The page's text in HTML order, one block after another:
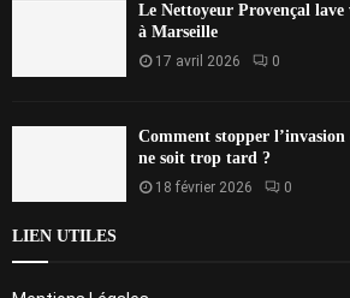
Le Nettoyeur Provençal
à Marseille
17 avril 2026 0
Comment stopper
ne soit trop tard ?
18 février 2026 0
LIEN UTILES